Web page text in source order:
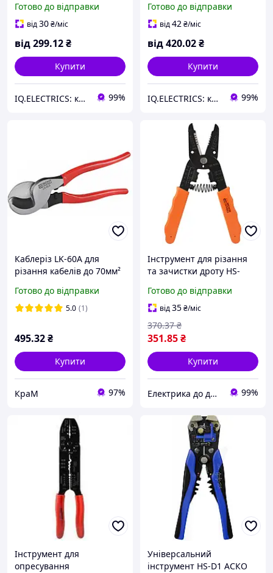
різання та зняття ізоляції
Готово до відправки
від30₴/міс
від299.12₴
Купити
IQ.ELECTRICS: купити електрику оптом 99%
пресування проводу до 6
мм.
Готово до відправки
від42₴/міс
від420.02₴
Купити
IQ.ELECTRICS: купити електрику оптом 99%
Каблеріз LK-60A для
різання кабелів до 70мм²
(A0170010063)
Готово до відправки
5.0 (1)
495.32₴
Купити
КраМ 97%
Інструмент для різання
та зачистки дроту HS-
Готово до відправки
від35₴/міс
351.85₴
370.37 ₴
Купити
Електрика до дрібниць 99%
Інструмент для
опресування
Універсальний
інструмент HS-D1 АСКО